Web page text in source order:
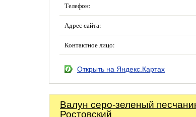
Телефон:
Адрес сайта:
Контактное лицо:
Открыть на Яндекс.Картах
Валун серо-зеленый
Ростовский